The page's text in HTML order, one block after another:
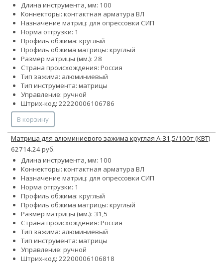
Длина инструмента, мм: 100
Коннекторы: контактная арматура ВЛ
Назначение матриц: для опрессовки СИП
Норма отгрузки: 1
Профиль обжима: круглый
Профиль обжима матрицы: круглый
Размер матрицы (мм.): 28
Страна происхождения: Россия
Тип зажима: алюминиевый
Тип инструмента: матрицы
Управление: ручной
Штрих-код: 22220006106786
В корзину
Матрица для алюминиевого зажима круглая А-31,5/100т (КВТ)
62714.24 руб.
Длина инструмента, мм: 100
Коннекторы: контактная арматура ВЛ
Назначение матриц: для опрессовки СИП
Норма отгрузки: 1
Профиль обжима: круглый
Профиль обжима матрицы: круглый
Размер матрицы (мм.): 31,5
Страна происхождения: Россия
Тип зажима: алюминиевый
Тип инструмента: матрицы
Управление: ручной
Штрих-код: 22200006106818